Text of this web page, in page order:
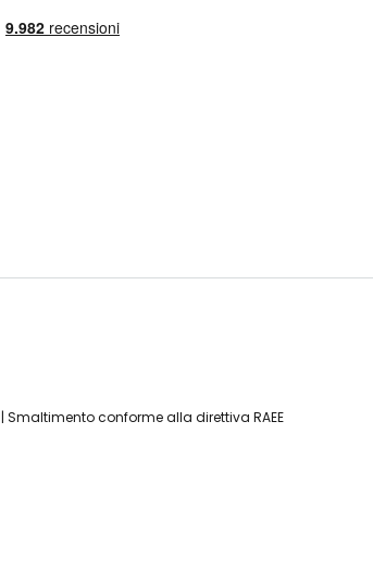
Smaltimento conforme alla direttiva RAEE